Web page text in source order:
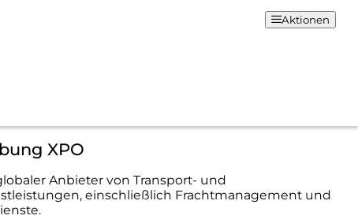
Aktionen
XPO
Anbieter von Transport- und
einschließlich Frachtmanagement und